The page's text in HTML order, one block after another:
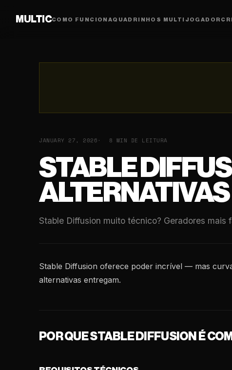
MULTICCOMO FUNCIONAQUADRINHOS MULTIJOGADOR
JANUARY 27, 2026 8 MIN DE LEITURA
STABLE
Stable Diffusion muito técnico? Geradores
Stable Diffusion oferece poder incrível — mas
alternativas entregam.
POR QUE STABLE DIFFUSION É